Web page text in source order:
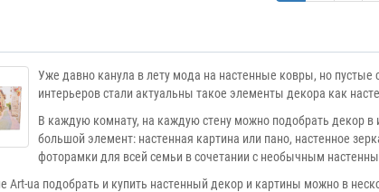
Уже давно канула в лету мода на настенные ковры, но пустые
интерьеров стали актуальны такое элементы декора как
В каждую комнату, на каждую стену можно подобрать декор
большой элемент: настенная картина или пано, настенное
фоторамки для всей семьи в сочетании с необычным
Art-ua подобрать и купить настенный декор и картины можно в